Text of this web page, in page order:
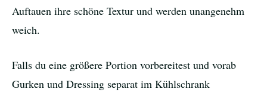
Auftauen ihre schöne Textur und werden unangenehm
weich.
Falls du eine größere Portion vorbereitest und vorab
Gurken und Dressing separat im Kühlschrank